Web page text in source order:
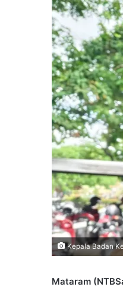
Kepala Badan
Mataram